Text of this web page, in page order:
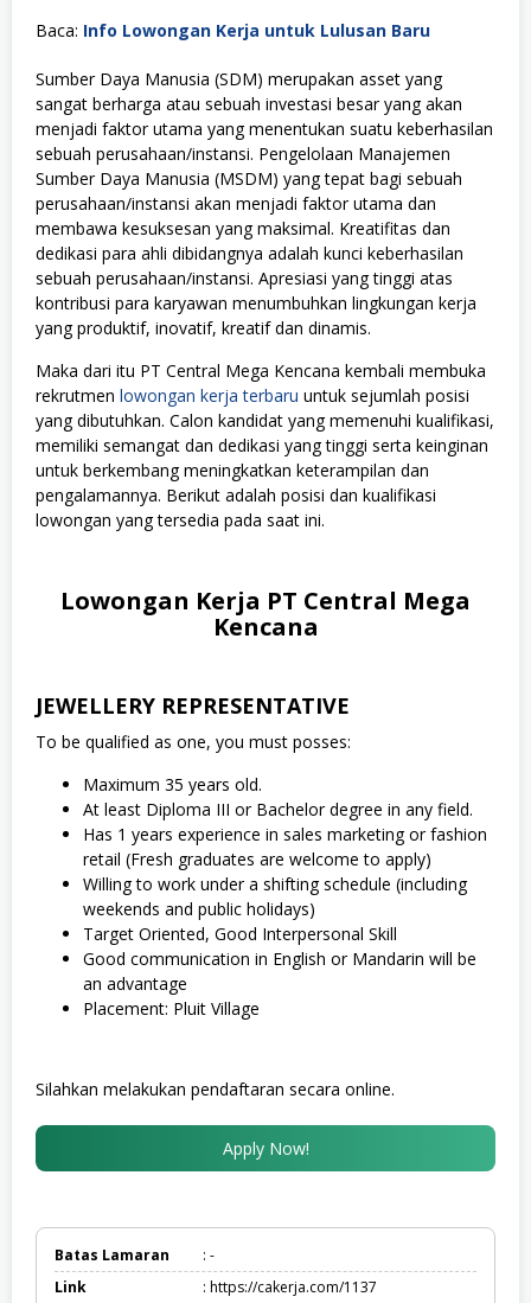
Baca: Info Lowongan Kerja untuk Lulusan Baru
Sumber Daya Manusia (SDM) merupakan asset yang
sangat berharga atau sebuah investasi besar yang akan
menjadi faktor utama yang menentukan suatu keberhasilan
sebuah perusahaan/instansi. Pengelolaan Manajemen
Sumber Daya Manusia (MSDM) yang tepat bagi sebuah
perusahaan/instansi akan menjadi faktor utama dan
membawa kesuksesan yang maksimal. Kreatifitas dan
dedikasi para ahli dibidangnya adalah kunci keberhasilan
sebuah perusahaan/instansi. Apresiasi yang tinggi atas
kontribusi para karyawan menumbuhkan lingkungan kerja
yang produktif, inovatif, kreatif dan dinamis.
Maka dari itu PT Central Mega Kencana kembali membuka
rekrutmen lowongan kerja terbaru untuk sejumlah posisi
yang dibutuhkan. Calon kandidat yang memenuhi kualifikasi,
memiliki semangat dan dedikasi yang tinggi serta keinginan
untuk berkembang meningkatkan keterampilan dan
pengalamannya. Berikut adalah posisi dan kualifikasi
lowongan yang tersedia pada saat ini.
Lowongan Kerja PT Central Mega
Kencana
JEWELLERY REPRESENTATIVE
To be qualified as one, you must posses:
Maximum 35 years old.
At least Diploma III or Bachelor degree in any field.
Has 1 years experience in sales marketing or fashion
retail (Fresh graduates are welcome to apply)
Willing to work under a shifting schedule (including
weekends and public holidays)
Target Oriented, Good Interpersonal Skill
Good communication in English or Mandarin will be
an advantage
Placement: Pluit Village
Silahkan melakukan pendaftaran secara online.
Apply Now!
Batas Lamaran
: -
Link
: https://cakerja.com/1137